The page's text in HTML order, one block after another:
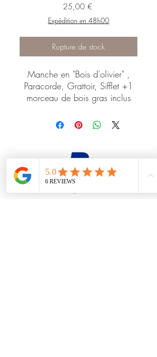
25,00 €Prix
Expédition en 48h00
Rupture de stock
Manche en "Bois d'olivier" ,
Paracorde, Grattoir, Sifflet +1
morceau de bois gras inclus